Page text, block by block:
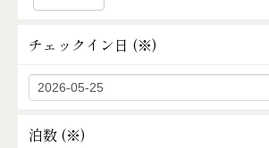
チェックイン日 (※)
泊数 (※)